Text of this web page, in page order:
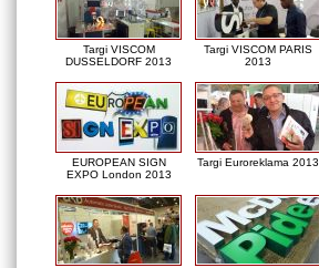
Targi VISCOM
DUSSELDORF 2013
Targi VISCOM PARIS
2013
EUROPEAN SIGN
EXPO London 2013
Targi Euroreklama 2013